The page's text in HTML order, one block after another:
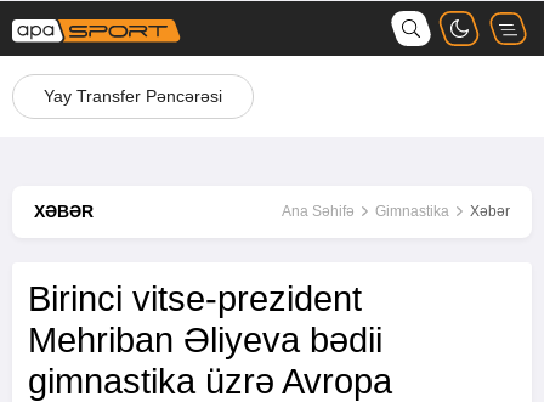
Yay Transfer Pəncərəsi
XƏBƏR Ana Səhifə Gimnastika Xəbər
Birinci vitse-prezident
Mehriban Əliyeva bədii
gimnastika üzrə Avropa